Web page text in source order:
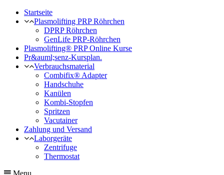
Startseite
Plasmolifting PRP Röhrchen
DPRP Röhrchen
GenLife PRP-Röhrchen
Plasmolifting® PRP Online Kurse
Pr&auml;senz-Kursplan.
Verbrauchsmaterial
Combifix® Adapter
Handschuhe
Kanülen
Kombi-Stopfen
Spritzen
Vacutainer
Zahlung und Versand
Laborgeräte
Zentrifuge
Thermostat
Menu